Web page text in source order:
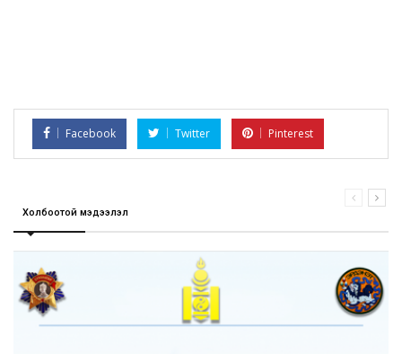
Facebook Twitter Pinterest
Холбоотой мэдээлэл